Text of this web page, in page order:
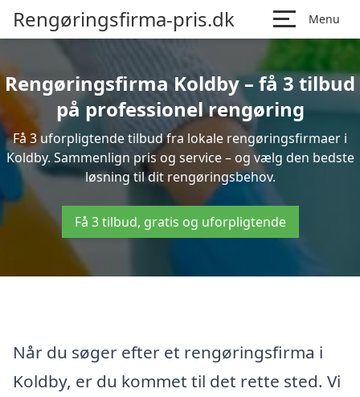
Rengøringsfirma-pris.dk Menu
Rengøringsfirma Koldby – få 3 tilbud
på professionel rengøring
Få 3 uforpligtende tilbud fra lokale rengøringsfirmaer i
Koldby. Sammenlign pris og service – og vælg den bedste
løsning til dit rengøringsbehov.
Få 3 tilbud, gratis og uforpligtende
Når du søger efter et rengøringsfirma i
Koldby, er du kommet til det rette sted. Vi